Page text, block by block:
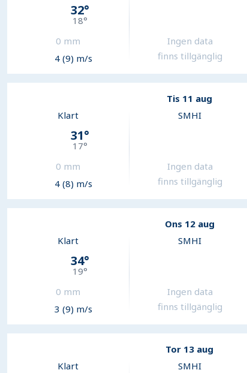
32°
18°
0 mm
4 (9) m/s
Ingen data
finns tillgänglig
Tis 11 aug
Klart
31°
17°
0 mm
4 (8) m/s
SMHI
Ingen data
finns tillgänglig
Ons 12 aug
Klart
34°
19°
0 mm
3 (9) m/s
SMHI
Ingen data
finns tillgänglig
Tor 13 aug
Klart
SMHI